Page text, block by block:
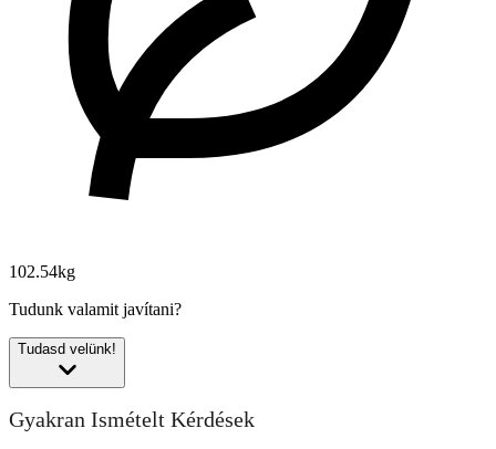
102.54kg
Tudunk valamit javítani?
Tudasd velünk!
Gyakran Ismételt Kérdések